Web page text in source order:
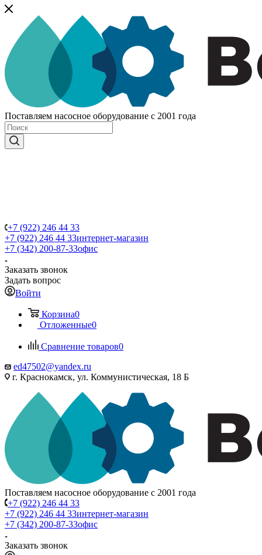
Поставляем насосное оборудование с 2001 года
+7 (922) 246 44 33
+7 (922) 246 44 33интернет-магазин
+7 (342) 200-87-33офис
Заказать звонок
Задать вопрос
Войти
Корзина0
Отложенные0
Сравнение товаров0
ed47502@yandex.ru
г. Краснокамск, ул. Коммунистическая, 18 Б
Поставляем насосное оборудование с 2001 года
+7 (922) 246 44 33
+7 (922) 246 44 33интернет-магазин
+7 (342) 200-87-33офис
Заказать звонок